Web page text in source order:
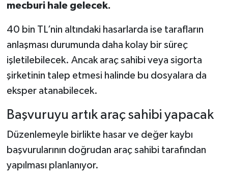
mecburi hale gelecek.
40 bin TL’nin altındaki hasarlarda ise tarafların
anlaşması durumunda daha kolay bir süreç
işletilebilecek. Ancak araç sahibi veya sigorta
şirketinin talep etmesi halinde bu dosyalara da
eksper atanabilecek.
Başvuruyu artık araç sahibi yapacak
Düzenlemeyle birlikte hasar ve değer kaybı
başvurularının doğrudan araç sahibi tarafından
yapılması planlanıyor.